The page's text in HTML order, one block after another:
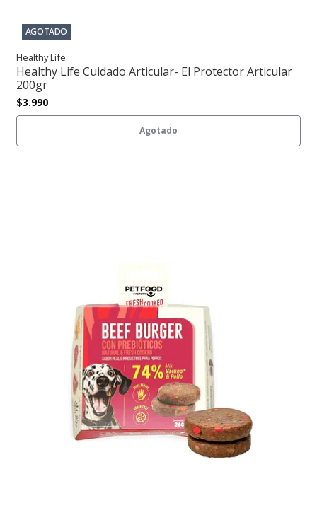
AGOTADO
Healthy Life
Healthy Life Cuidado Articular- El Protector Articular
200gr
$3.990
Agotado